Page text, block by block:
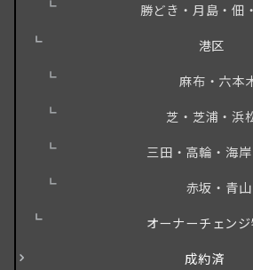
勝どき・月島・佃
港区
麻布・六本
芝・芝浦・浜
三田・高輪・海
赤坂・青山
オーナーチェン
成約済